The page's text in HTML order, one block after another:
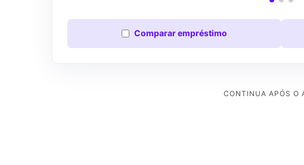
Compararempréstimo